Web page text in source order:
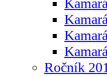
Ročník